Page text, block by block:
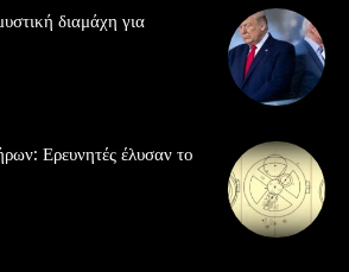
διαμάχη για
Ερευνητές έλυσαν το